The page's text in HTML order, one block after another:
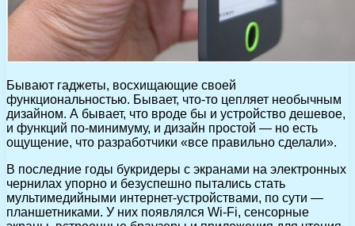
Бывают гаджеты, восхищающие своей
функциональностью. Бывает, что-то цепляет необычным
дизайном. А бывает, что вроде бы и устройство дешевое,
и функций по-минимуму, и дизайн простой — но есть
ощущение, что разработчики «все правильно сделали».
В последние годы букридеры с экранами на электронных
чернилах упорно и безуспешно пытались стать
мультимедийными интернет-устройствами, по сути —
планшетниками. У них появлялся Wi-Fi, сенсорные